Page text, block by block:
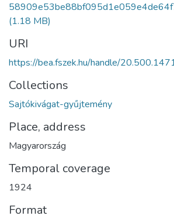
(1.18 MB)
URI
https://bea.fszek.hu/handle/
Collections
Sajtókivágat-gyűjtemény
Place, address
Magyarország
Temporal coverage
1924
Format